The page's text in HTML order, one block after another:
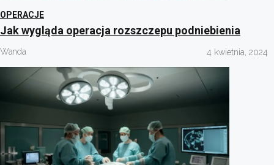
OPERACJE
Jak wygląda operacja rozszczepu podniebienia
Wanda 4 kwietnia, 2024